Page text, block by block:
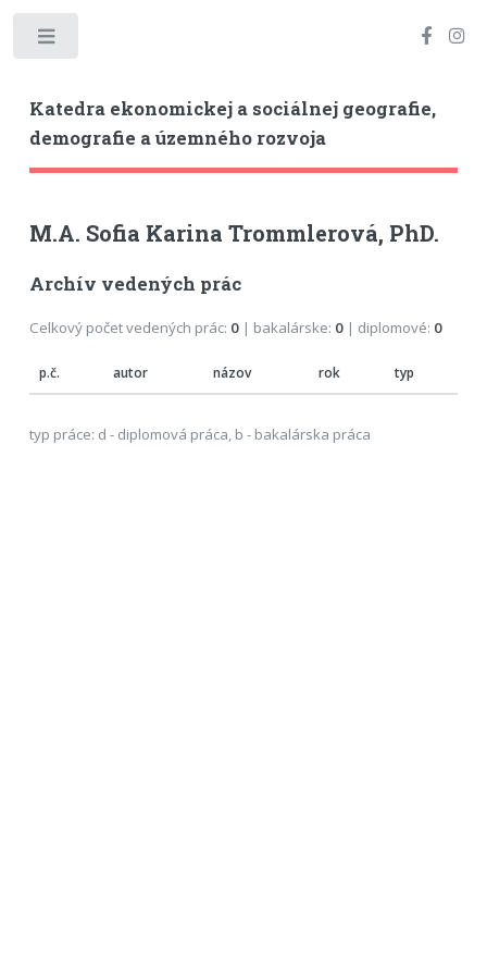
Katedra ekonomickej a sociálnej geografie,
demografie a územného rozvoja
M.A. Sofia Karina Trommlerová, PhD.
Archív vedených prác
Celkový počet vedených prác: 0| bakalárske: 0| diplomové: 0
p.č. autor názov rok typ
typ práce: d - diplomová práca, b - bakalárska práca